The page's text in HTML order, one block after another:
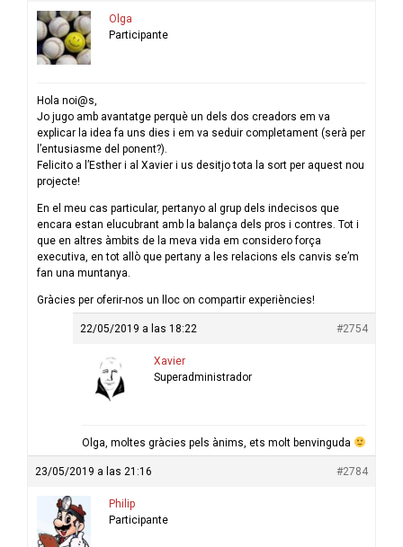
Olga
Participante
Hola noi@s,
Jo jugo amb avantatge perquè un dels dos creadors em va
explicar la idea fa uns dies i em va seduir completament (serà per
l’entusiasme del ponent?).
Felicito a l’Esther i al Xavier i us desitjo tota la sort per aquest nou
projecte!
En el meu cas particular, pertanyo al grup dels indecisos que
encara estan elucubrant amb la balança dels pros i contres. Tot i
que en altres àmbits de la meva vida em considero força
executiva, en tot allò que pertany a les relacions els canvis se’m
fan una muntanya.
Gràcies per oferir-nos un lloc on compartir experiències!
22/05/2019 a las 18:22 #2754
Xavier
Superadministrador
Olga, moltes gràcies pels ànims, ets molt benvinguda
23/05/2019 a las 21:16 #2784
Philip
Participante